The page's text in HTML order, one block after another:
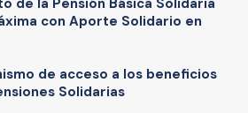
de la Pensión Básica Solidaria
con Aporte Solidario en
de acceso a los beneficios
Solidarias